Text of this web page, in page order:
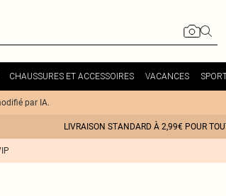
CHAUSSURES ET ACCESSOIRES VACANCES
par IA.
LIVRAISON STANDARD À 2,99€ POUR